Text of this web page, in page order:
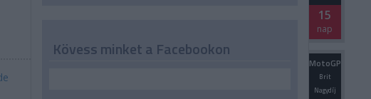
15
nap
MotoGP
Brit
Nagydíj
Kövess minket a Facebookon